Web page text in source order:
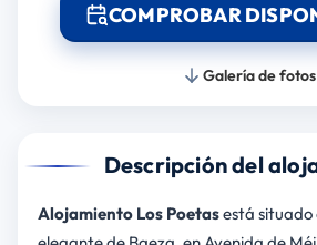
COMPROBAR
Galería de fotos
Descripción del
Alojamiento Los Poetasestá situado